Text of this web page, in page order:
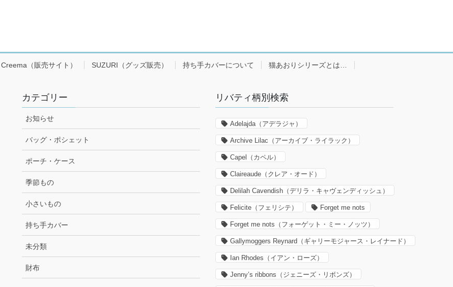
Creema（販売サイト） SUZURI（グッズ販売） 持ち手カバーについて 猫あおりシリーズとは…
カテゴリー
お知らせ
バッグ・ポシェット
ポーチ・ケース
季節もの
小さいもの
持ち手カバー
未分類
財布
リバティ柄別検索
Adelajda（アデラジャ）
Archive Lilac（アーカイブ・ライラック）
Capel（カペル）
Claireaude（クレア・オード）
Delilah Cavendish（デリラ・キャヴェンディッシュ）
Felicite（フェリシテ） Forget me nots
Forget me nots（フォーゲット・ミー・ノッツ）
Gallymoggers Reynard（ギャリーモジャース・レイナード）
Ian Rhodes（イアン・ローズ）
Jenny’s ribbons（ジェニーズ・リボンズ）